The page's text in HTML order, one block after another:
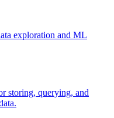
exploration and ML
storing, querying, and